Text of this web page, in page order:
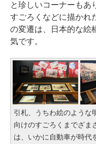
と珍しいコーナーもあ
すごろくなどに描かれ
の変遷は、日本的な絵
気です。
引札、うちわ絵のような
向けのすごろくまでざま
は、いかに自動車が時代